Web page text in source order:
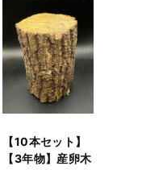
【10本セット】
【3年物】産卵木